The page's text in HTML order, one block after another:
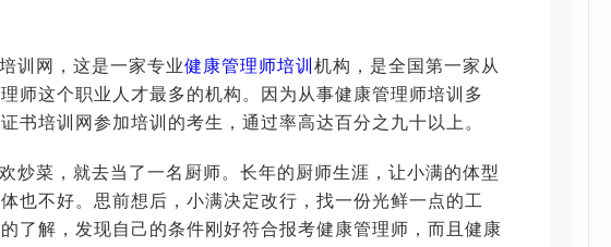
训网，这是一家专业健康管理师培训 机构，是全国第一家从
师这个职业人才最多的机构。因为从事健康管理师培训多
书培训网参加培训的考生，通过率高达百分之九十以上。
炒菜，就去当了一名厨师。长年的厨师生涯，让小满的体型
也不好。思前想后，小满决定改行，找一份光鲜一点的工
了解，发现自己的条件刚好符合报考健康管理师，而且健康